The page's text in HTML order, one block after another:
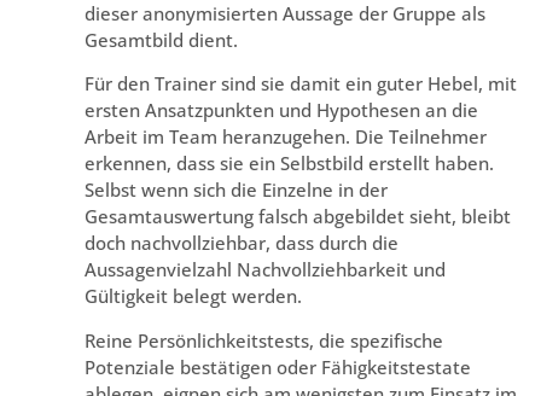
dieser anonymisierten Aussage der Gruppe als
Gesamtbild dient.
Für den Trainer sind sie damit ein guter Hebel, mit
ersten Ansatzpunkten und Hypothesen an die
Arbeit im Team heranzugehen. Die Teilnehmer
erkennen, dass sie ein Selbstbild erstellt haben.
Selbst wenn sich die Einzelne in der
Gesamtauswertung falsch abgebildet sieht, bleibt
doch nachvollziehbar, dass durch die
Aussagenvielzahl Nachvollziehbarkeit und
Gültigkeit belegt werden.
Reine Persönlichkeitstests, die spezifische
Potenziale bestätigen oder Fähigkeitstestate